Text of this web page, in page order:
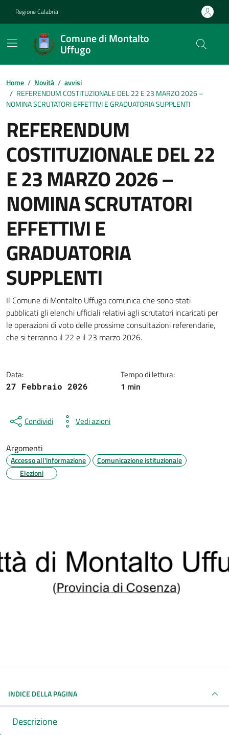
Regione Calabria
Comune di Montalto
Uffugo
Home / Novità / avvisi
/ REFERENDUM COSTITUZIONALE DEL 22 E 23 MARZO 2026 –
NOMINA SCRUTATORI EFFETTIVI E GRADUATORIA SUPPLENTI
REFERENDUM
COSTITUZIONALE DEL 22
E 23 MARZO 2026 –
NOMINA SCRUTATORI
EFFETTIVI E
GRADUATORIA
SUPPLENTI
Dettagli della notizia
Il Comune di Montalto Uffugo comunica che sono stati
pubblicati gli elenchi ufficiali relativi agli scrutatori incaricati per
le operazioni di voto delle prossime consultazioni referendarie,
che si terranno il 22 e il 23 marzo 2026.
Data:
27 Febbraio 2026
Tempo di lettura:
1 min
Condividi Vedi azioni
Argomenti
Accesso all'informazione
Comunicazione istituzionale
Elezioni
INDICE DELLA PAGINA
Descrizione